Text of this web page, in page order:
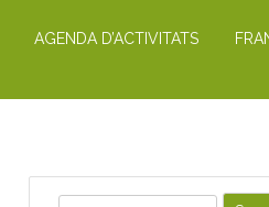
AGENDA D’ACTIVITATS